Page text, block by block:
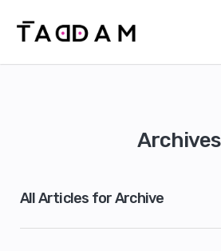
Archives
All Articles for Archive